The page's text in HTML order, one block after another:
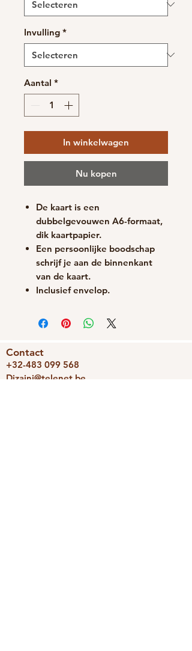
Invulling *
Aantal *
In winkelwagen
Nu kopen
De kaart is een
dubbelgevouwen A6-formaat,
dik kaartpapier.
Een persoonlijke boodschap
schrijf je aan de binnenkant
van de kaart.
Inclusief envelop.
Contact
+32-483 099 568
Dizajni@telenet.be